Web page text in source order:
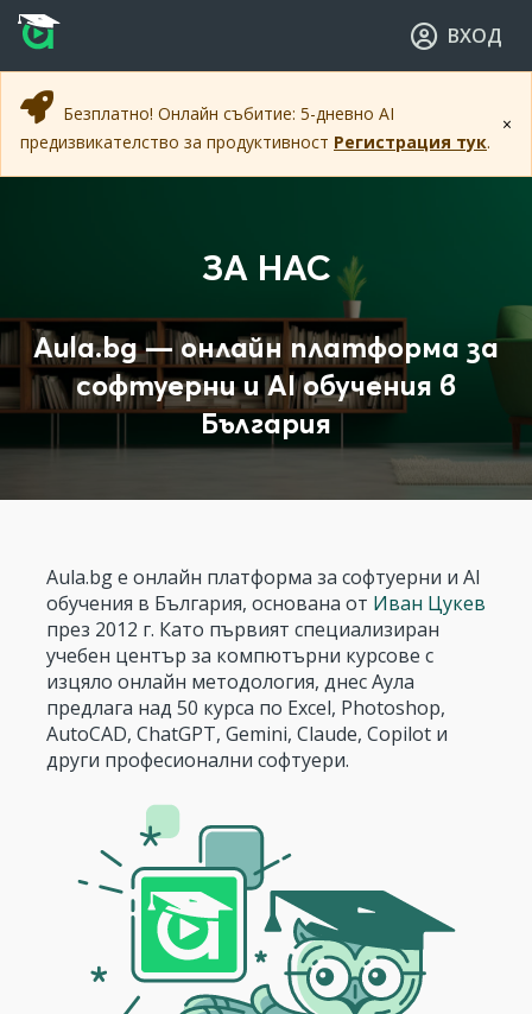
Прескочи към основното съдържание
Прескочи към навигацията
ВХОД
×
Безплатно! Онлайн събитие: 5-дневно AI
предизвикателство за продуктивност Регистрация тук.
ЗА НАС
Aula.bg — онлайн платформа за
софтуерни и AI обучения в
България
Aula.bg е онлайн платформа за софтуерни и AI
обучения в България, основана от Иван Цукев
през 2012 г. Като първият специализиран
учебен център за компютърни курсове с
изцяло онлайн методология, днес Аула
предлага над 50 курса по Excel, Photoshop,
AutoCAD, ChatGPT, Gemini, Claude, Copilot и
други професионални софтуери.